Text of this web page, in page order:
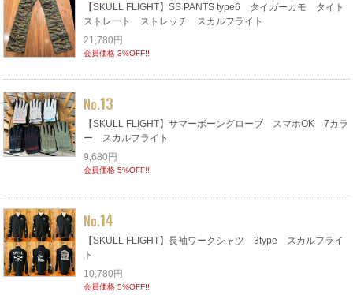
【SKULL FLIGHT】SS PANTS type6 タイガーカモ タイト
ストレート ストレッチ スカルフライト
21,780円
会員価格 3%OFF!!
No.13
【SKULL FLIGHT】サマーボーングローブ スマホOK 7カラ
ー スカルフライト
9,680円
会員価格 5%OFF!!
No.14
【SKULL FLIGHT】長袖ワークシャツ 3type スカルフライ
ト
10,780円
会員価格 5%OFF!!